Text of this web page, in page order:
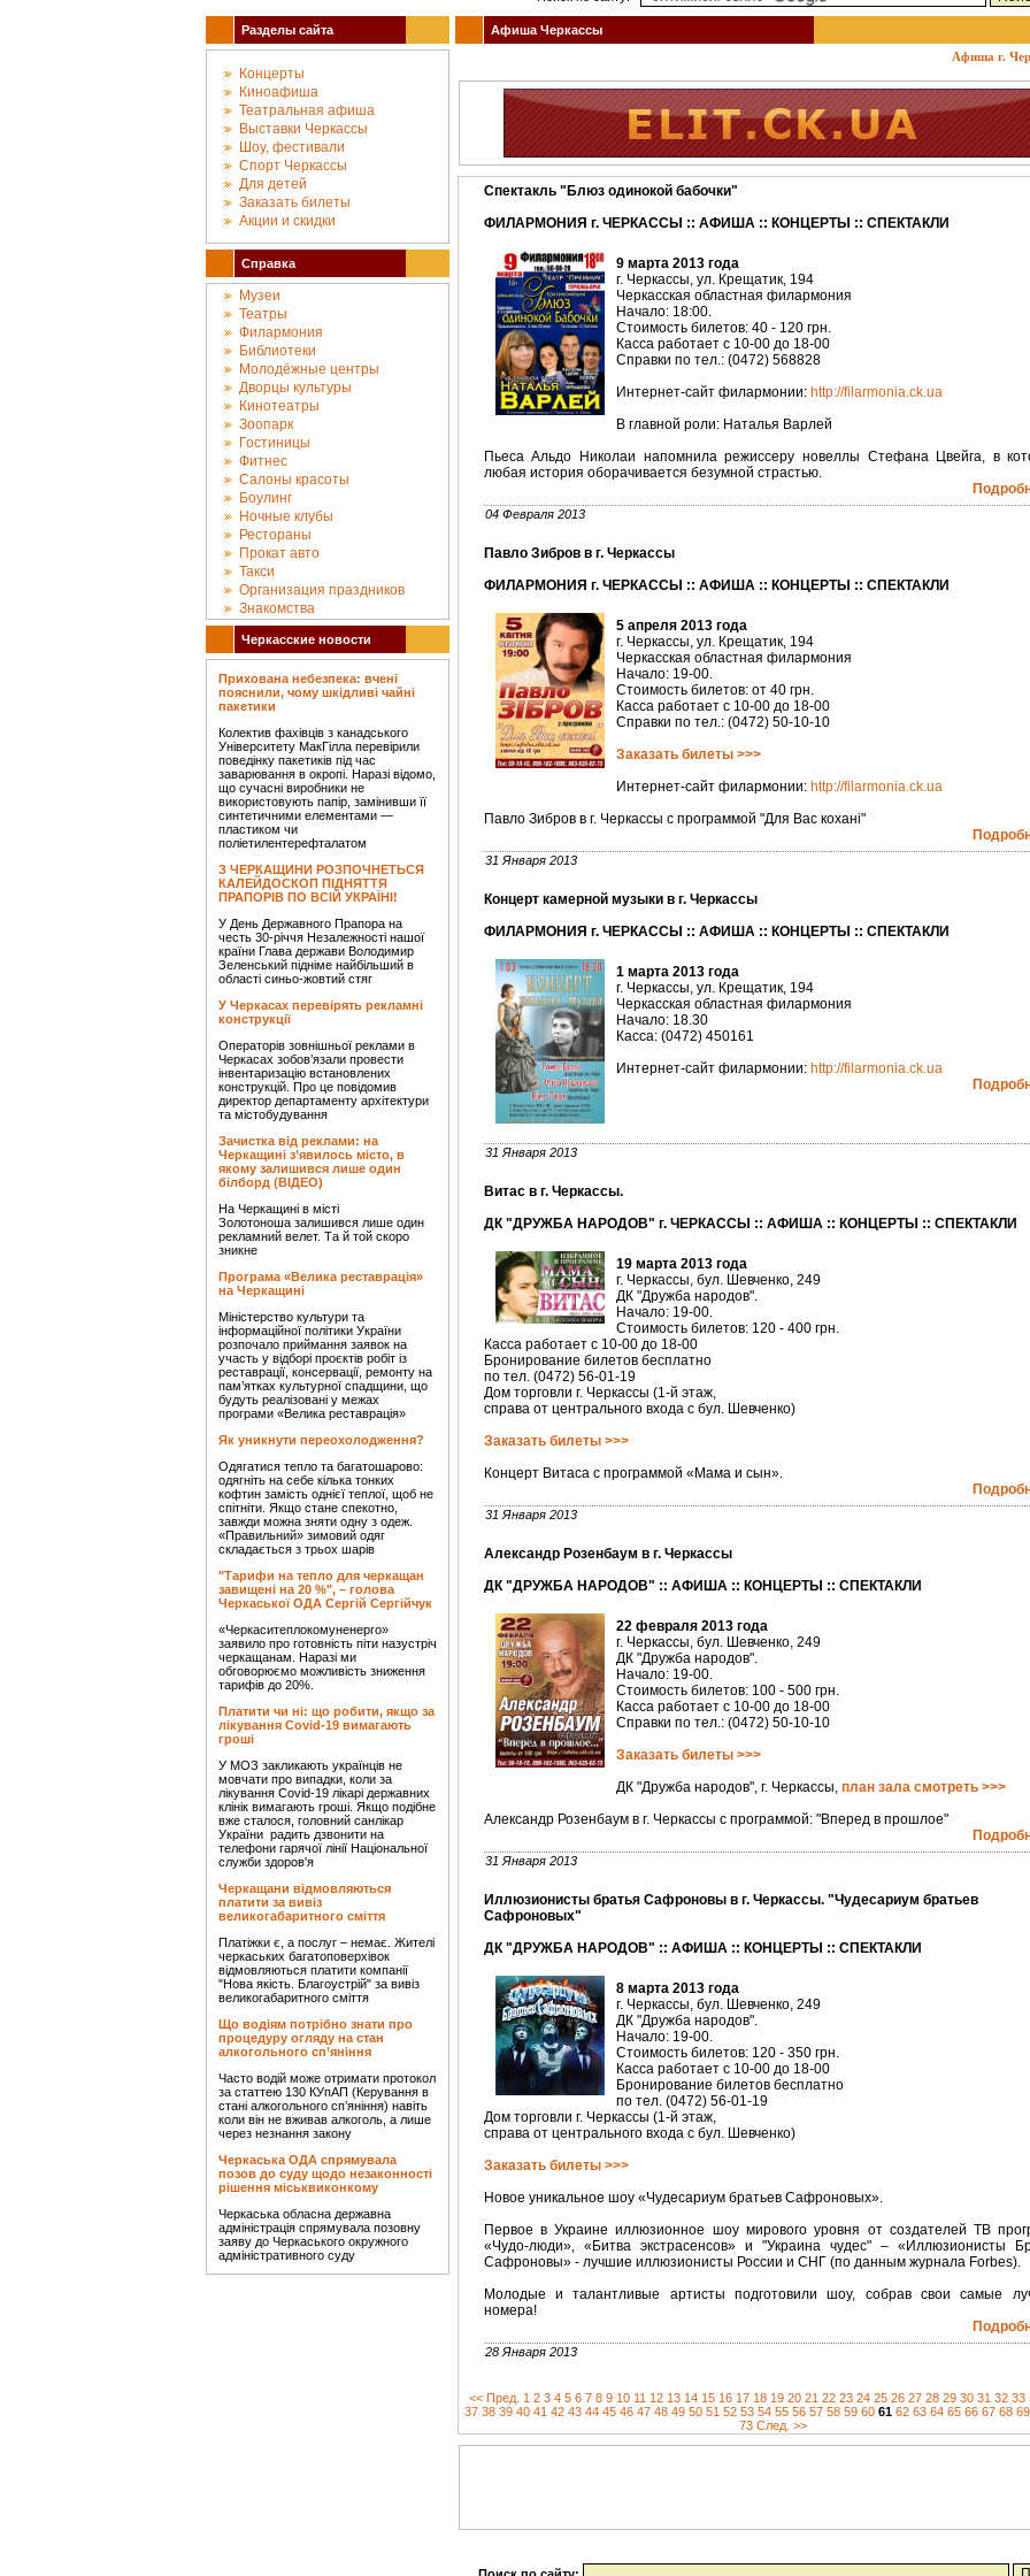
Разделы сайта
Концерты
Киноафиша
Театральная афиша
Выставки Черкассы
Шоу, фестивали
Спорт Черкассы
Для детей
Заказать билеты
Акции и скидки
Справка
Музеи
Театры
Филармония
Библиотеки
Молодёжные центры
Дворцы культуры
Кинотеатры
Зоопарк
Гостиницы
Фитнес
Салоны красоты
Боулинг
Ночные клубы
Рестораны
Прокат авто
Такси
Организация праздников
Знакомства
Черкасские новости
Прихована небезпека: вчені
пояснили, чому шкідливі чайні
пакетики
Колектив фахівців з канадського
Університету МакГілла перевірили
поведінку пакетиків під час
заварювання в окропі. Наразі відомо,
що сучасні виробники не
використовують папір, замінивши її
синтетичними елементами —
пластиком чи
поліетилентерефталатом
З ЧЕРКАЩИНИ РОЗПОЧНЕТЬСЯ
КАЛЕЙДОСКОП ПІДНЯТТЯ
ПРАПОРІВ ПО ВСІЙ УКРАЇНІ!
У День Державного Прапора на
честь 30-річчя Незалежності нашої
країни Глава держави Володимир
Зеленський підніме найбільший в
області синьо-жовтий стяг
У Черкасах перевірять рекламні
конструкції
Операторів зовнішньої реклами в
Черкасах зобов’язали провести
інвентаризацію встановлених
конструкцій. Про це повідомив
директор департаменту архітектури
та містобудування
Зачистка від реклами: на
Черкащині з’явилось місто, в
якому залишився лише один
білборд (ВІДЕО)
На Черкащині в місті
Золотоноша залишився лише один
рекламний велет. Та й той скоро
зникне
Програма «Велика реставрація»
на Черкащині
Міністерство культури та
інформаційної політики України
розпочало приймання заявок на
участь у відборі проєктів робіт із
реставрації, консервації, ремонту на
пам’ятках культурної спадщини, що
будуть реалізовані у межах
програми «Велика реставрація»
Як уникнути переохолодження?
Одягатися тепло та багатошарово:
одягніть на себе кілька тонких
кофтин замість однієї теплої, щоб не
спітніти. Якщо стане спекотно,
завжди можна зняти одну з одеж.
«Правильний» зимовий одяг
складається з трьох шарів
"Тарифи на тепло для черкащан
завищені на 20 %", – голова
Черкаської ОДА Сергій Сергійчук
«Черкаситеплокомуненерго»
заявило про готовність піти назустріч
черкащанам. Наразі ми
обговорюємо можливість зниження
тарифів до 20%.
Платити чи ні: що робити, якщо за
лікування Covid-19 вимагають
гроші
У МОЗ закликають українців не
мовчати про випадки, коли за
лікування Covid-19 лікарі державних
клінік вимагають гроші. Якщо подібне
вже сталося, головний санлікар
України радить дзвонити на
телефони гарячої лінії Національної
служби здоров'я
Черкащани відмовляються
платити за вивіз
великогабаритного сміття
Платіжки є, а послуг – немає. Жителі
черкаських багатоповерхівок
відмовляються платити компанії
"Нова якість. Благоустрій" за вивіз
великогабаритного сміття
Що водіям потрібно знати про
процедуру огляду на стан
алкогольного сп’яніння
Часто водій може отримати протокол
за статтею 130 КУпАП (Керування в
стані алкогольного сп’яніння) навіть
коли він не вживав алкоголь, а лише
через незнання закону
Черкаська ОДА спрямувала
позов до суду щодо незаконності
рішення міськвиконкому
Черкаська обласна державна
адміністрація спрямувала позовну
заяву до Черкаського окружного
адміністративного суду
Афиша Черкассы
Афиша г.
Спектакль "Блюз одинокой бабочки"
ФИЛАРМОНИЯ г. ЧЕРКАССЫ :: АФИША :: КОНЦЕРТЫ :: СПЕКТАКЛИ
9 марта 2013 года
г. Черкассы, ул. Крещатик, 194
Черкасская областная филармония
Начало: 18:00.
Стоимость билетов: 40 - 120 грн.
Касса работает с 10-00 до 18-00
Справки по тел.: (0472) 568828
Интернет-сайт филармонии: http://filarmonia.ck.ua
В главной роли: Наталья Варлей
Пьеса Альдо Николаи напомнила режиссеру новеллы Стефана Цвейга, в
любая история оборачивается безумной страстью.
04 Февраля 2013
Павло Зибров в г. Черкассы
ФИЛАРМОНИЯ г. ЧЕРКАССЫ :: АФИША :: КОНЦЕРТЫ :: СПЕКТАКЛИ
5 апреля 2013 года
г. Черкассы, ул. Крещатик, 194
Черкасская областная филармония
Начало: 19-00.
Стоимость билетов: от 40 грн.
Касса работает с 10-00 до 18-00
Справки по тел.: (0472) 50-10-10
Заказать билеты >>>
Интернет-сайт филармонии: http://filarmonia.ck.ua
Павло Зибров в г. Черкассы с программой "Для Вас кохані"
31 Января 2013
Концерт камерной музыки в г. Черкассы
ФИЛАРМОНИЯ г. ЧЕРКАССЫ :: АФИША :: КОНЦЕРТЫ :: СПЕКТАКЛИ
1 марта 2013 года
г. Черкассы, ул. Крещатик, 194
Черкасская областная филармония
Начало: 18.30
Касса: (0472) 450161
Интернет-сайт филармонии: http://filarmonia.ck.ua
31 Января 2013
Витас в г. Черкассы.
ДК "ДРУЖБА НАРОДОВ" г. ЧЕРКАССЫ :: АФИША :: КОНЦЕРТЫ :: СПЕКТАКЛИ
19 марта 2013 года
г. Черкассы, бул. Шевченко, 249
ДК "Дружба народов".
Начало: 19-00.
Стоимость билетов: 120 - 400 грн.
Касса работает с 10-00 до 18-00
Бронирование билетов бесплатно
по тел. (0472) 56-01-19
Дом торговли г. Черкассы (1-й этаж,
справа от центрального входа с бул. Шевченко)
Заказать билеты >>>
Концерт Витаса с программой «Мама и сын».
31 Января 2013
Александр Розенбаум в г. Черкассы
ДК "ДРУЖБА НАРОДОВ" :: АФИША :: КОНЦЕРТЫ :: СПЕКТАКЛИ
22 февраля 2013 года
г. Черкассы, бул. Шевченко, 249
ДК "Дружба народов".
Начало: 19-00.
Стоимость билетов: 100 - 500 грн.
Касса работает с 10-00 до 18-00
Справки по тел.: (0472) 50-10-10
Заказать билеты >>>
ДК "Дружба народов", г. Черкассы, план зала смотреть >>>
Александр Розенбаум в г. Черкассы с программой: "Вперед в прошлое"
31 Января 2013
Иллюзионисты братья Сафроновы в г. Черкассы. "Чудесариум братьев
Сафроновых"
ДК "ДРУЖБА НАРОДОВ" :: АФИША :: КОНЦЕРТЫ :: СПЕКТАКЛИ
8 марта 2013 года
г. Черкассы, бул. Шевченко, 249
ДК "Дружба народов".
Начало: 19-00.
Стоимость билетов: 120 - 350 грн.
Касса работает с 10-00 до 18-00
Бронирование билетов бесплатно
по тел. (0472) 56-01-19
Дом торговли г. Черкассы (1-й этаж,
справа от центрального входа с бул. Шевченко)
Заказать билеты >>>
Новое уникальное шоу «Чудесариум братьев Сафроновых».
Первое в Украине иллюзионное шоу мирового уровня от создателей ТВ
«Чудо-люди», «Битва экстрасенсов» и "Украина чудес" – «Иллюзионисты
Сафроновы» - лучшие иллюзионисты России и СНГ (по данным журнала Forbеs).
Молодые и талантливые артисты подготовили шоу, собрав свои самые
номера!
28 Января 2013
<< Пред. 1 2 3 4 5 6 7 8 9 10 11 12 13 14 15 16 17 18 19 20 21 22 23 24 25 26 27 28 29 30 31 32 33
37 38 39 40 41 42 43 44 45 46 47 48 49 50 51 52 53 54 55 56 57 58 59 60 61 62 63 64 65 66 67 68 69
73 След. >>